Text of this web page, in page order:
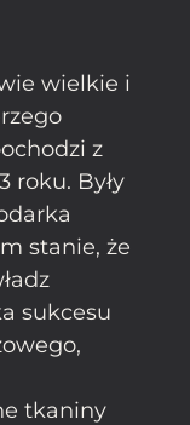
wielkie i
z
roku. Były
stanie, że
sukcesu
tkaniny